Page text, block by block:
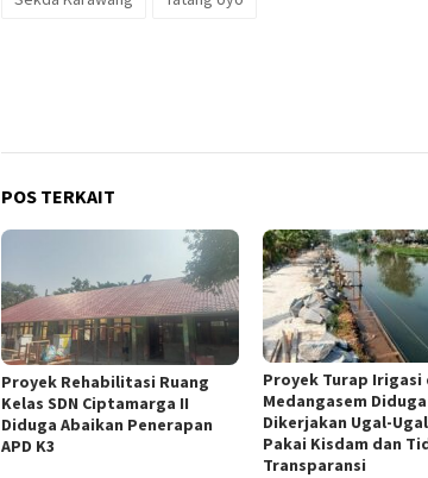
POS TERKAIT
Proyek Rehabilitasi Ruang
Kelas SDN Ciptamarga II
Diduga Abaikan Penerapan
APD K3
Proyek Turap Irigasi
Medangasem Diduga
Dikerjakan Ugal-
Pakai Kisdam dan
Transparansi